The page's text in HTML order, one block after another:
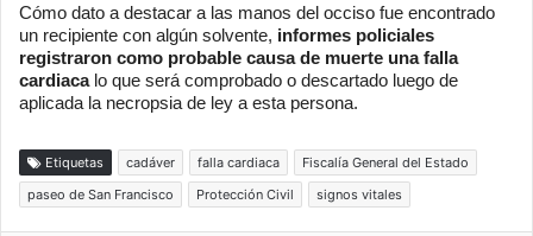
Cómo dato a destacar a las manos del occiso fue encontrado
un recipiente con algún solvente, informes policiales
registraron como probable causa de muerte una falla
cardiacalo que será comprobado o descartado luego de
aplicada la necropsia de ley a esta persona.
Etiquetas cadáver falla cardiaca
Fiscalía General del Estado
paseo de San Francisco
Protección Civil signos vitales